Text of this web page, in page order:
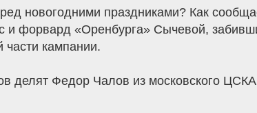
новогодними праздниками? Как
и форвард «Оренбурга» Сычевой,
части кампании.
делят Федор Чалов из московского